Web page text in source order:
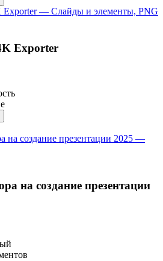
Exporter
на создание презентации